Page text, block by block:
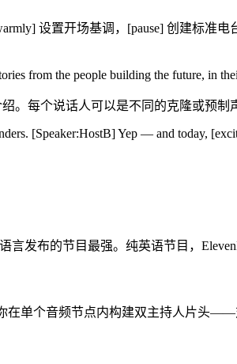
设置开场基调，[pause] 创建标准
from the people building the future, in
。每个说话人可以是不同的克隆或预
[Speaker:HostB] Yep — and today,
发布的节目最强。纯英语节目，
在单个音频节点内构建双主持人片头